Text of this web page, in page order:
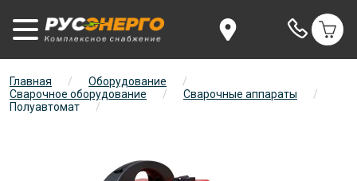
Главная / Оборудование
/
Сварочное оборудование
/ Сварочные аппараты
/
Полуавтомат
/